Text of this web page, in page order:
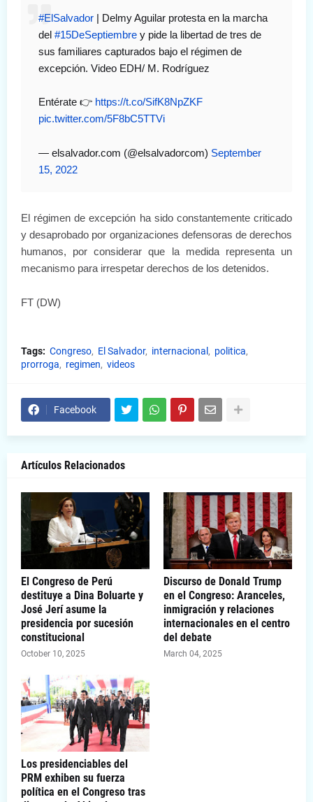
#ElSalvador | Delmy Aguilar protesta en la marcha
del #15DeSeptiembre y pide la libertad de tres de
sus familiares capturados bajo el régimen de
excepción. Video EDH/ M. Rodríguez
Entérate 👉 https://t.co/SifK8NpZKF
pic.twitter.com/5F8bC5TTVi
— elsalvador.com (@elsalvadorcom) September
15, 2022
El régimen de excepción ha sido constantemente criticado
y desaprobado por organizaciones defensoras de derechos
humanos, por considerar que la medida representa un
mecanismo para irrespetar derechos de los detenidos.
FT (DW)
Tags: Congreso El Salvador internacional
politica
prorroga
regimen videos
Facebook
Artículos Relacionados
El Congreso de Perú
destituye a Dina Boluarte y
José Jerí asume la
presidencia por sucesión
constitucional
October 10, 2025
Discurso de Donald Trump
en el Congreso: Aranceles,
inmigración y relaciones
internacionales en el centro
del debate
March 04, 2025
Los presidenciables del
PRM exhiben su fuerza
política en el Congreso tras